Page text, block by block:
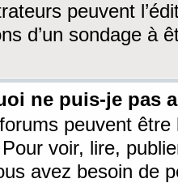
peuvent
d’un sondage à
ne puis-je pas
peuvent être
voir, lire,
avez besoin de